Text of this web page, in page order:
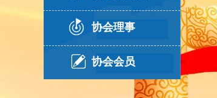
协会理事
协会会员